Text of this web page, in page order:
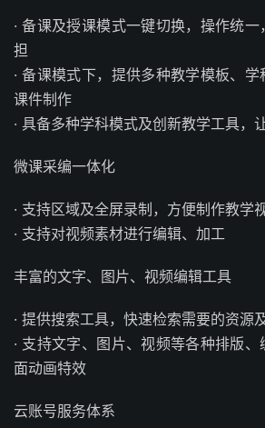
· 备课及授课模式一键切换，操作统
担
· 备课模式下，提供多种教学模板、
课件制作
· 具备多种学科模式及创新教学工具，
微课采编一体化
· 支持区域及全屏录制，方便制作教学
· 支持对视频素材进行编辑、加工
丰富的文字、图片、视频编辑工具
· 提供搜索工具，快速检索需要的资源
· 支持文字、图片、视频等各种排版
面动画特效
云账号服务体系